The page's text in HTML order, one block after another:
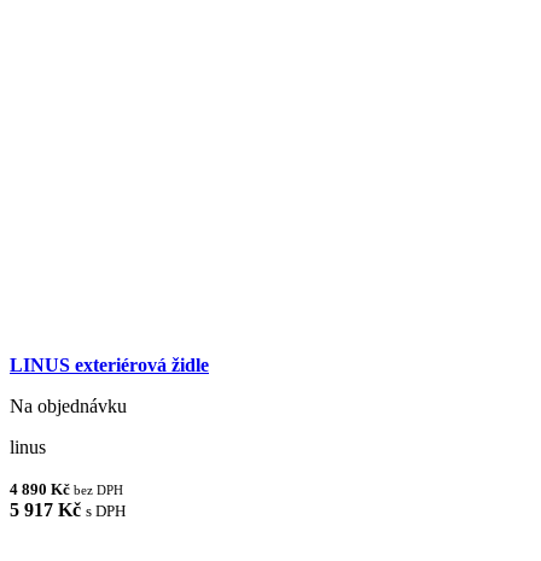
LINUS exteriérová židle
Na objednávku
linus
4 890 Kč bez DPH
5 917 Kč s DPH